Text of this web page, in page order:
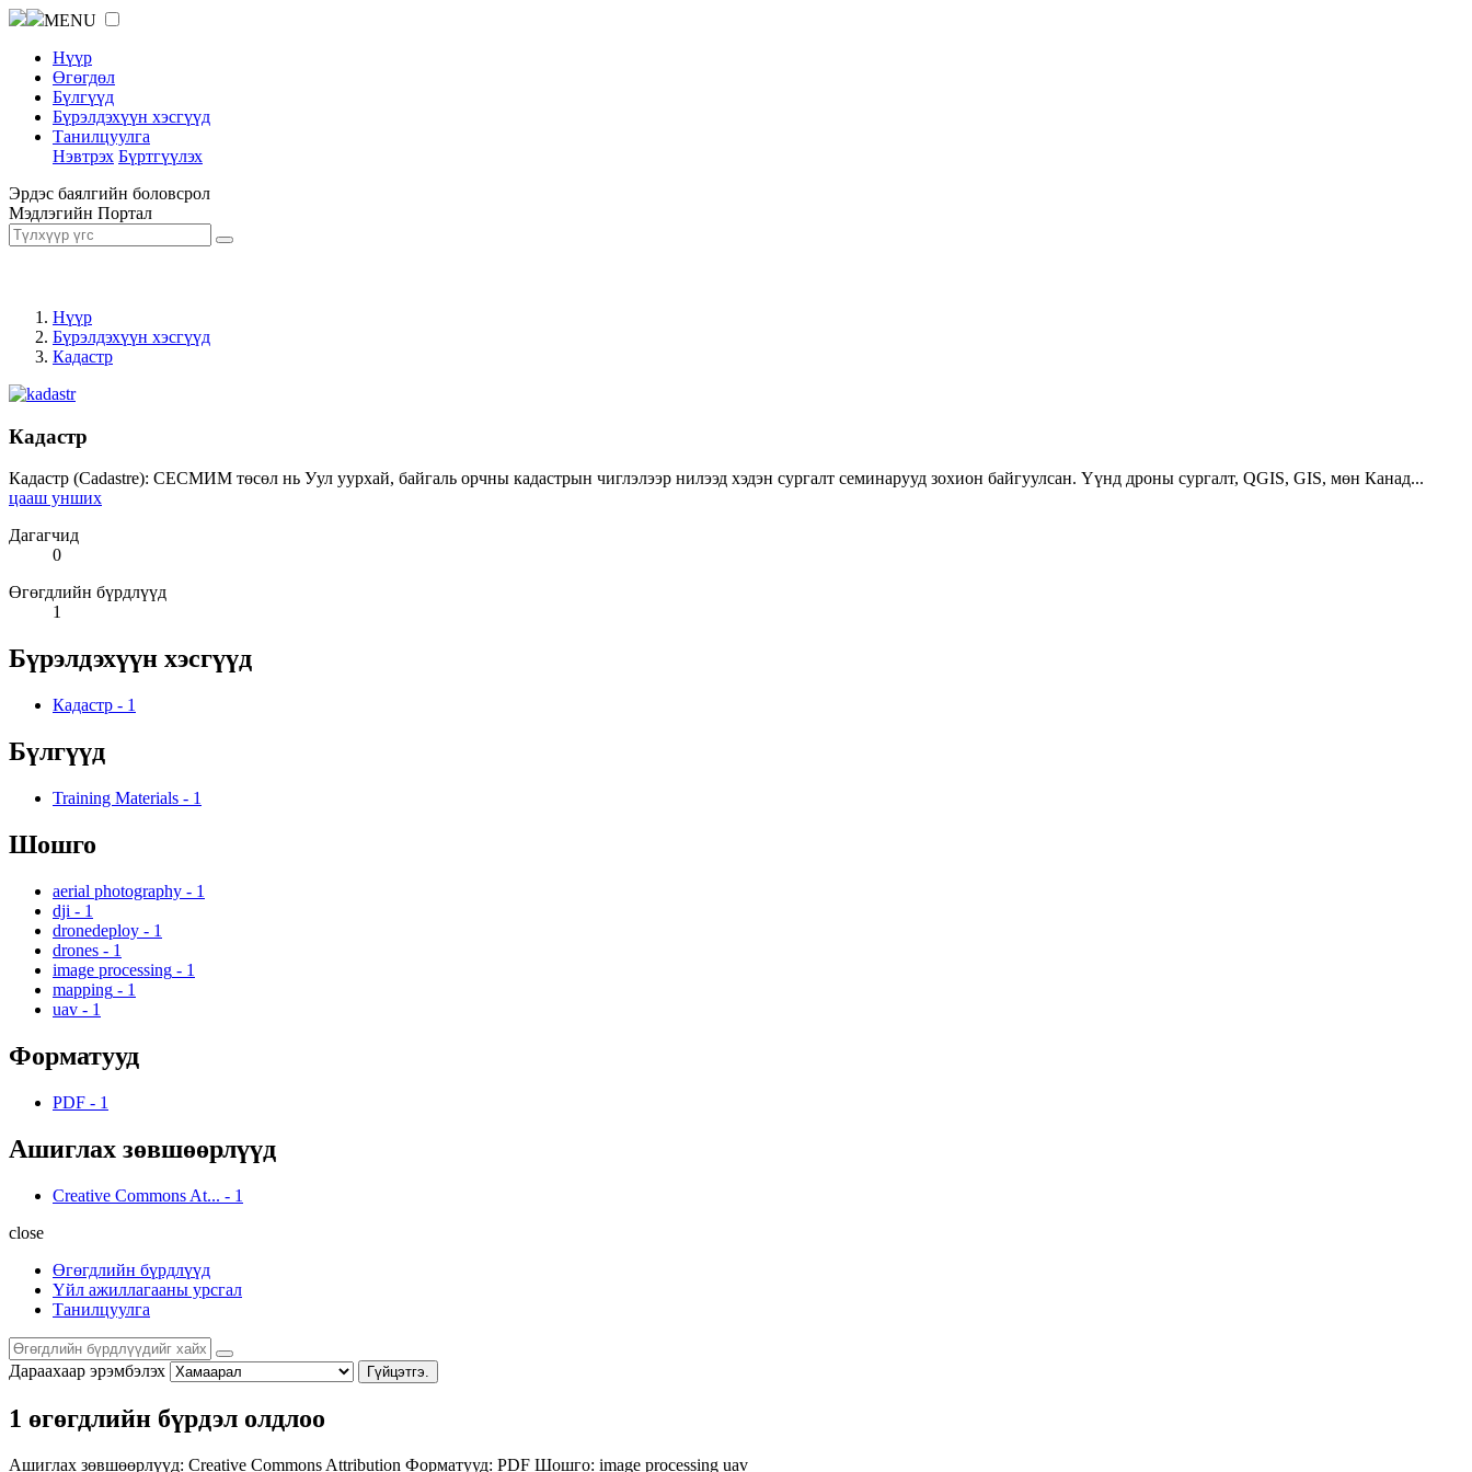
MENU
Нүүр
Өгөгдөл
Бүлгүүд
Бүрэлдэхүүн хэсгүүд
Танилцуулга
Нэвтрэх Бүртгүүлэх
Эрдэс баялгийн боловсрол
Мэдлэгийн Портал
Нүүр
Бүрэлдэхүүн хэсгүүд
Кадастр
Кадастр
Кадастр (Cadastre): СЕСМИМ төсөл нь Уул уурхай, байгаль орчны кадастрын чиглэлээр нилээд хэдэн сургалт семинарууд зохион байгуулсан. Үүнд дроны сургалт, QGIS, GIS, мөн Канад...
цааш унших
Дагагчид
0
Өгөгдлийн бүрдлүүд
1
Бүрэлдэхүүн хэсгүүд
Кадастр - 1
Бүлгүүд
Training Materials - 1
Шошго
aerial photography - 1
dji - 1
dronedeploy - 1
drones - 1
image processing - 1
mapping - 1
uav - 1
Форматууд
PDF - 1
Ашиглах зөвшөөрлүүд
Creative Commons At... - 1
close
Өгөгдлийн бүрдлүүд
Үйл ажиллагааны урсгал
Танилцуулга
Дараахаар эрэмбэлэх Гүйцэтгэ.
1 өгөгдлийн бүрдэл олдлоо
Ашиглах зөвшөөрлүүд: Creative Commons Attribution Форматууд: PDF Шошго: image processing uav